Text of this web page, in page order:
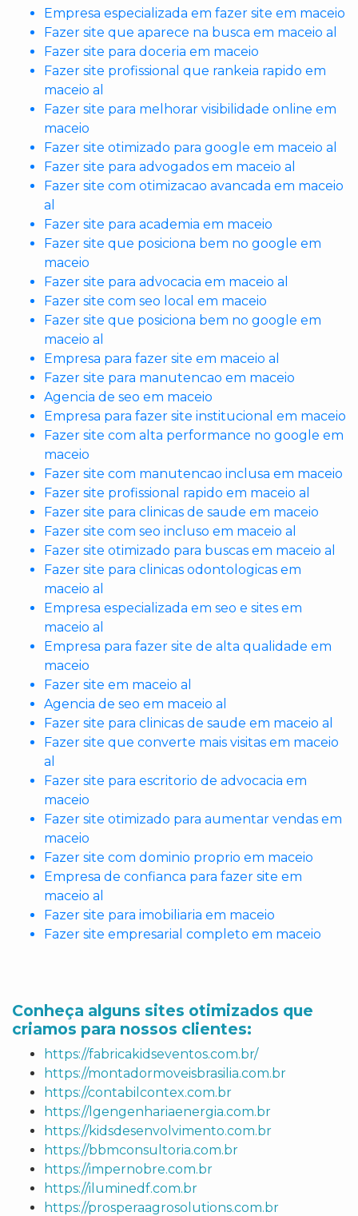
Empresa especializada em fazer site em maceio
Fazer site que aparece na busca em maceio al
Fazer site para doceria em maceio
Fazer site profissional que rankeia rapido em
maceio al
Fazer site para melhorar visibilidade online em
maceio
Fazer site otimizado para google em maceio al
Fazer site para advogados em maceio al
Fazer site com otimizacao avancada em maceio
al
Fazer site para academia em maceio
Fazer site que posiciona bem no google em
maceio
Fazer site para advocacia em maceio al
Fazer site com seo local em maceio
Fazer site que posiciona bem no google em
maceio al
Empresa para fazer site em maceio al
Fazer site para manutencao em maceio
Agencia de seo em maceio
Empresa para fazer site institucional em maceio
Fazer site com alta performance no google em
maceio
Fazer site com manutencao inclusa em maceio
Fazer site profissional rapido em maceio al
Fazer site para clinicas de saude em maceio
Fazer site com seo incluso em maceio al
Fazer site otimizado para buscas em maceio al
Fazer site para clinicas odontologicas em
maceio al
Empresa especializada em seo e sites em
maceio al
Empresa para fazer site de alta qualidade em
maceio
Fazer site em maceio al
Agencia de seo em maceio al
Fazer site para clinicas de saude em maceio al
Fazer site que converte mais visitas em maceio
al
Fazer site para escritorio de advocacia em
maceio
Fazer site otimizado para aumentar vendas em
maceio
Fazer site com dominio proprio em maceio
Empresa de confianca para fazer site em
maceio al
Fazer site para imobiliaria em maceio
Fazer site empresarial completo em maceio
Conheça alguns sites otimizados que
criamos para nossos clientes:
https://fabricakidseventos.com.br/
https://montadormoveisbrasilia.com.br
https://contabilcontex.com.br
https://lgengenhariaenergia.com.br
https://kidsdesenvolvimento.com.br
https://bbmconsultoria.com.br
https://impernobre.com.br
https://iluminedf.com.br
https://prosperaagrosolutions.com.br